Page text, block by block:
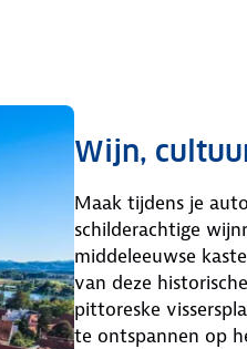
Wijn,
Maak tijdens je
schilderachtige
middeleeuwse
van deze
pittoreske
te ontspannen op